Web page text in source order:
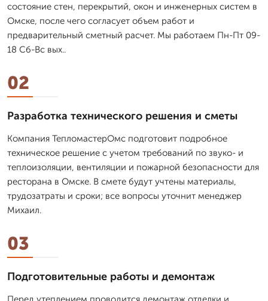
состояние стен, перекрытий, окон и инженерных систем в
Омске, после чего согласует объем работ и
предварительный сметный расчет. Мы работаем Пн-Пт 09-
18 Сб-Вс вых..
02
Разработка технического решения и сметы
Компания ТепломастерОмс подготовит подробное
техническое решение с учетом требований по звуко- и
теплоизоляции, вентиляции и пожарной безопасности для
ресторана в Омске. В смете будут учтены материалы,
трудозатраты и сроки; все вопросы уточнит менеджер
Михаил.
03
Подготовительные работы и демонтаж